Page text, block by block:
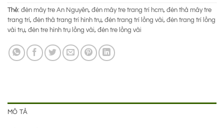
Thẻ: đèn mây tre An Nguyên, đèn mây tre trang trí hcm, đèn thả mây tre
trang trí, đèn thả trang trí hình trụ, đèn trang trí lồng vải, đèn trang trí lồng
vải trụ, đèn tre hình trụ lồng vải, đèn tre lồng vải
MÔ TẢ